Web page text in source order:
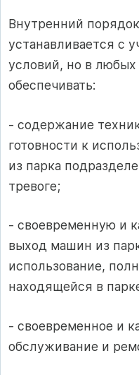
Внутренний
устанавливается с
условий, но в
обеспечивать:
- содержание
готовности к
из парка
тревоге;
- своевременную и
выход машин из
использование,
находящейся в
- своевременное и
обслуживание и